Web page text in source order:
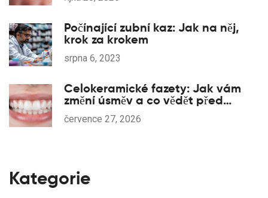
Počínající zubní kaz: Jak na něj,
krok za krokem
srpna 6, 2023
Celokeramické fazety: Jak vám
změní úsměv a co vědět před
zákrokem
července 27, 2026
Kategorie